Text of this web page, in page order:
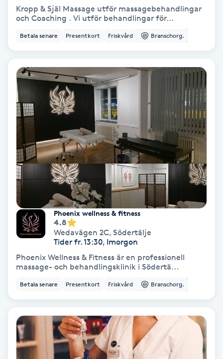
Hudvård
Hyaluronsyra
Hypnos
Hårborttagning
Hårbottenbehandling
Hårförlängning
Hårvård
Hälsa
Hälsprickor
Idrottsmassage
IPL
IPL hårborttagning
Kropp & Själ Massage utför massagebehandlingar
och Coaching . Vi utför behandlingar för...
Betala senare Presentkort Friskvård Branschorg.
Phoenix wellness & fitness
4.8
Wedavägen 2C, Södertälje
Tider fr. 13:30, Imorgon
Phoenix Wellness & Fitness är en professionell
massage- och behandlingsklinik i Södertä...
Betala senare Presentkort Friskvård Branschorg.